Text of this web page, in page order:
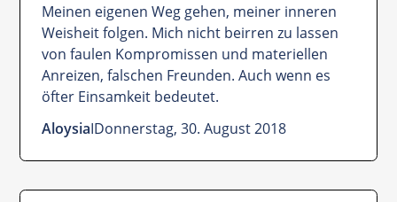
Meinen eigenen Weg gehen, meiner inneren
Weisheit folgen. Mich nicht beirren zu lassen
von faulen Kompromissen und materiellen
Anreizen, falschen Freunden. Auch wenn es
öfter Einsamkeit bedeutet.
AloysiaIDonnerstag, 30. August 2018